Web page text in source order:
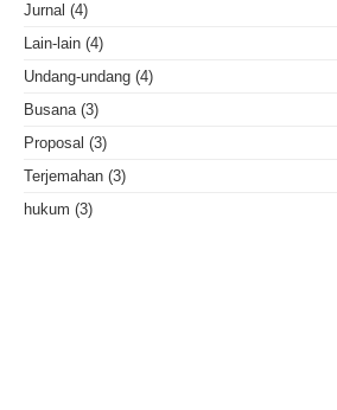
Jurnal (4)
Lain-lain (4)
Undang-undang (4)
Busana (3)
Proposal (3)
Terjemahan (3)
hukum (3)